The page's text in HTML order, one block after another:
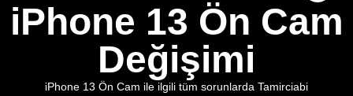
iPhone 13 Ön Cam
Değişimi
iPhone 13 Ön Cam ile ilgili tüm sorunlarda Tamirciabi